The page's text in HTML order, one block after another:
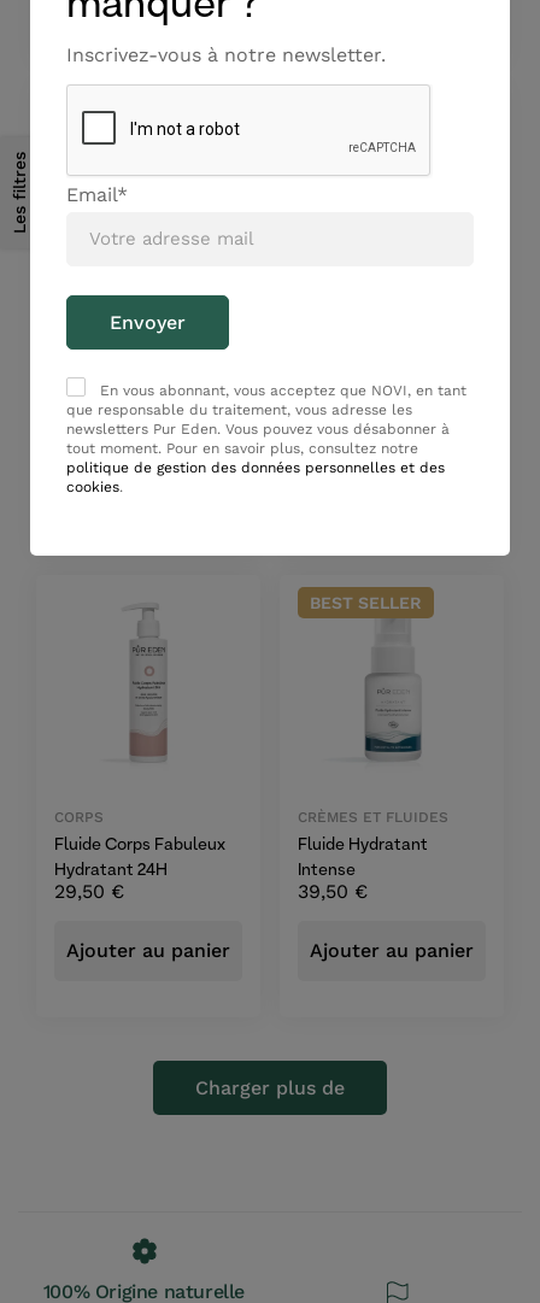
Les filtres
BESTSELLER
Déodorant Fraîcheur
Fabuleux
10,50€
Ajouter au panier
Essentielle
24,50€
CORPS
Fluide Corps Fabuleux
Hydratant 24H
29,50 €
Ajouter au panier
BEST SELLER
CRÈMES ET FLUIDES
Fluide Hydratant
Intense
39,50 €
Ajouter au panier
Charger plus de
100% Origine naturelle
Inscrivez-vous à notre newsletter.
Email*
En vous abonnant, vous acceptez que NOVI, en tant
que responsable du traitement, vous adresse les
newsletters Pur Eden. Vous pouvez vous désabonner à
tout moment. Pour en savoir plus, consultez notre
politique de gestion des données personnelles et des
cookies.